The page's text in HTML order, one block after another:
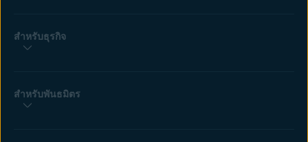
สำหรับธุรกิจ
สำหรับพันธมิตร